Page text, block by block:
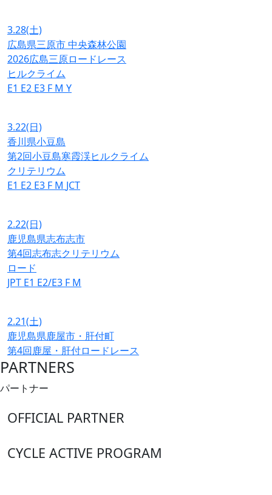
3.28(土)
広島県三原市 中央森林公園
2026広島三原ロードレース
ヒルクライム
E1 E2 E3 F M Y
3.22(日)
香川県小豆島
第2回小豆島寒霞渓ヒルクライム
クリテリウム
E1 E2 E3 F M JCT
2.22(日)
鹿児島県志布志市
第4回志布志クリテリウム
ロード
JPT E1 E2/E3 F M
2.21(土)
鹿児島県鹿屋市・肝付町
第4回鹿屋・肝付ロードレース
PARTNERS
パートナー
OFFICIAL PARTNER
CYCLE ACTIVE PROGRAM